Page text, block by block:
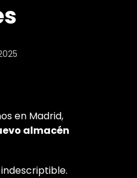
en Madrid,
almacén
indescriptible.